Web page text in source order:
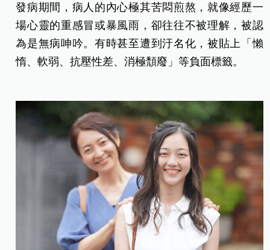
發病期間，病人的內心極其苦悶煎熬，就像經歷一
場心靈的重感冒或暴風雨，卻往往不被理解，被認
為是無病呻吟。有時甚至遭到汙名化，被貼上「懶
惰、軟弱、抗壓性差、消極頹廢」等負面標籤。